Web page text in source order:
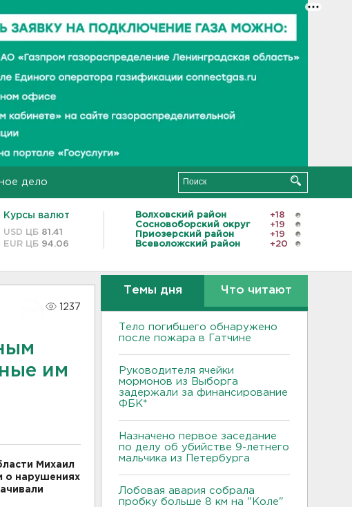
дело
Курсы валют
USD ЦБ 81.41
EUR ЦБ 94.06
Волховский район
+18
Сосновоборский округ
+19
Приозерский район
+19
Всеволожский район
+20
1237
им
Михаил
о нарушениях
Темы дня Что читают
Тело погибшего обнаружено
после пожара в Гатчине
Руководителя ячейки
мормонов из Выборга
задержали за финансирование
ФБК*
Назначено первое заседание
по делу об убийстве 9-летнего
мальчика из Петербурга
Лобовая авария собрала
пробку больше 8 км на "Коле"